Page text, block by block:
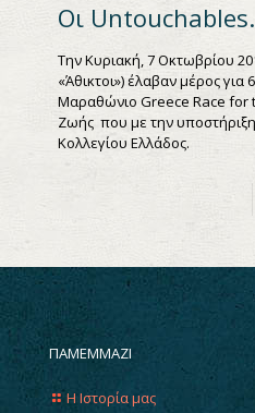
Οι
Την Κυριακή, 7 Οκτωβρίου
«Άθικτοι») έλαβαν μέρος για
Μαραθώνιο Greece Race for
Ζωής που με την
Κολλεγίου Ελλάδος.
ΠΑΜΕΜΜΑΖΙ
Η Ιστορία μας